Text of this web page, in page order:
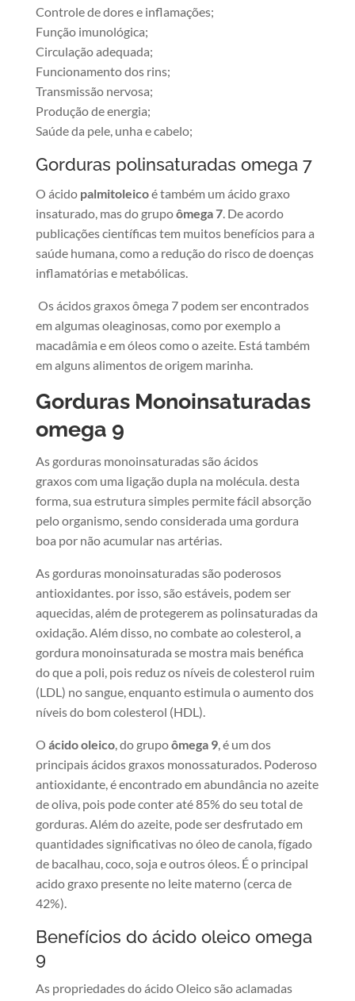
Controle de dores e inflamações;
Função imunológica;
Circulação adequada;
Funcionamento dos rins;
Transmissão nervosa;
Produção de energia;
Saúde da pele, unha e cabelo;
Gorduras polinsaturadas omega 7
O ácido palmitoleicoé também um ácido graxo
insaturado, mas do grupoômega 7. De acordo
publicações científicas tem muitos benefícios para a
saúde humana, como a redução do risco de doenças
inflamatórias e metabólicas.
Os ácidos graxos ômega 7 podem ser encontrados
em algumas oleaginosas, como por exemplo a
macadâmia e em óleos como o azeite. Está também
em alguns alimentos de origem marinha.
Gorduras Monoinsaturadas
omega 9
​As gorduras monoinsaturadas são ácidos
graxos com uma ligação dupla na molécula. desta
forma, sua estrutura simples permite fácil absorção
pelo organismo, sendo considerada uma gordura
boa por não acumular nas artérias.
As gorduras monoinsaturadas são poderosos
antioxidantes. por isso, são estáveis, podem ser
aquecidas, além de protegerem as polinsaturadas da
oxidação. Além disso, no combate ao colesterol, a
gordura monoinsaturada se mostra mais benéfica
do que a poli, pois reduz os níveis de colesterol ruim
(LDL) no sangue, enquanto estimula o aumento dos
níveis do bom colesterol (HDL).
O ácido oleico, do grupoômega 9, é um dos
principais ácidos graxos monossaturados. Poderoso
antioxidante, é encontrado em abundância no azeite
de oliva, pois pode conter até 85% do seu total de
gorduras. Além do azeite, pode ser desfrutado em
quantidades significativas no óleo de canola, fígado
de bacalhau, coco, soja e outros óleos. É o principal
acido graxo presente no leite materno (cerca de
42%).
Benefícios do ácido oleico omega
9
As propriedades do ácido Oleico são aclamadas